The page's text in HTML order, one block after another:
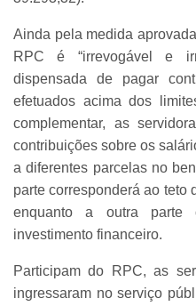
Ainda pela medida
RPC é “irrevogável e
dispensada de pagar
efetuados acima dos
complementar, as
contribuições sobre os
a diferentes parcelas no
parte corresponderá ao teto
enquanto a outra parte
investimento financeiro.
Participam do RPC, as
ingressaram no serviço